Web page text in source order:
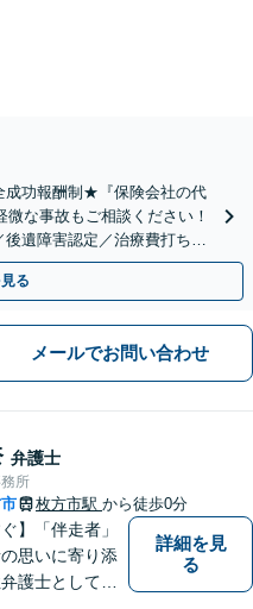
成功報酬制★『保険会社の代
な事故もご相談ください！
遺障害認定／治療費打ち切
談OK】
る
メールでお問い合わせ
弁護士
所
枚方市駅 から徒歩0分
】「伴走者」
思いに寄り添
護士としての
詳細を見
る